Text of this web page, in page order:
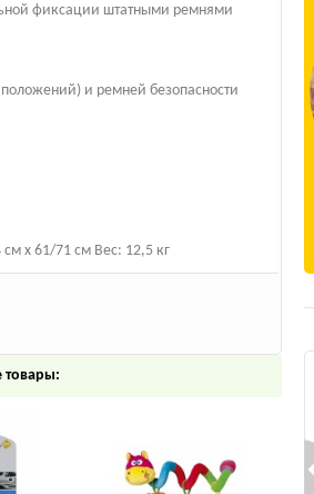
фиксации штатными ремнями
и ремней безопасности
х 61/71 см Вес: 12,5 кг
товары: